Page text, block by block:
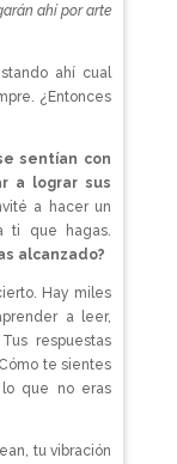
ahí por arte
ahí cual
¿Entonces
sentían con
a lograr sus
a hacer un
ti que hagas.
alcanzado?
Hay miles
a leer,
respuestas
te sientes
que no eras
tu vibración